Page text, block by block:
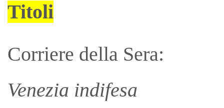
Titoli
Corriere della Sera:
Venezia indifesa